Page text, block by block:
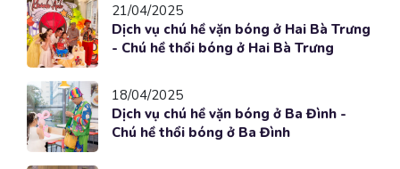
21/04/2025
Dịch vụ chú hề vặn bóng ở Hai Bà Trưng
- Chú hề thổi bóng ở Hai Bà Trưng
18/04/2025
Dịch vụ chú hề vặn bóng ở Ba Đình -
Chú hề thổi bóng ở Ba Đình